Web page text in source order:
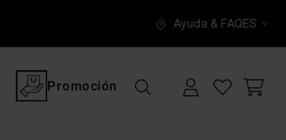
Ayuda & FAQES
Promoción